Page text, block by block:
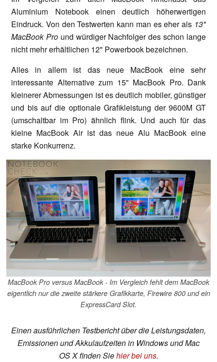
Aluminium Notebook einen deutlich höherwertigen
Eindruck. Von den Testwerten kann man es eher als 13"
MacBook Pround würdiger Nachfolger des schon lange
nicht mehr erhältlichen 12" Powerbook bezeichnen.
Alles in allem ist das neue MacBook eine sehr
interessante Alternative zum 15" MacBook Pro. Dank
kleinerer Abmessungen ist es deutlich mobiler, günstiger
und bis auf die optionale Grafikleistung der 9600M GT
(umschaltbar im Pro) ähnlich flink. Und auch für das
kleine MacBook Air ist das neue Alu MacBook eine
starke Konkurrenz.
MacBook Pro versus MacBook - Im Vergleich fehlt dem MacBook
eigentlich nur die zweite stärkere Grafikkarte, Firewire 800 und ein
ExpressCard Slot.
Einen ausführlichen Testbericht über die Leistungsdaten,
Emissionen und Akkulaufzeiten in Windows und Mac
OS X finden Siehier bei uns.